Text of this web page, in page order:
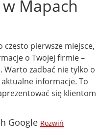
Mapach
często pierwsze miejsce,
o Twojej firmie –
Warto zadbać nie tylko o
aktualne informacje. To
się klientom
Google Rozwiń